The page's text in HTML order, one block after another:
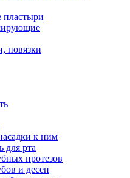
пластыри
повязки
к ним
для рта
протезов
и десен